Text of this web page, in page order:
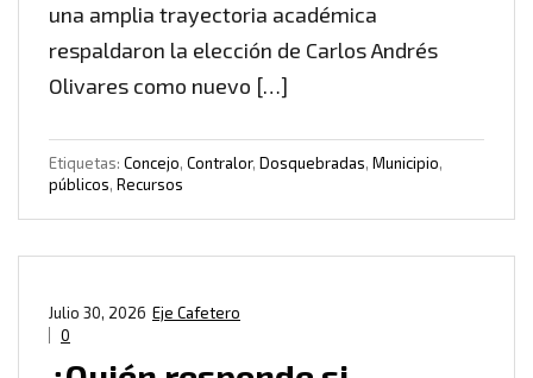
una amplia trayectoria académica
respaldaron la elección de Carlos Andrés
Olivares como nuevo […]
Etiquetas: Concejo, Contralor, Dosquebradas, Municipio,
públicos, Recursos
Eje Cafetero
Julio 30, 2026
0